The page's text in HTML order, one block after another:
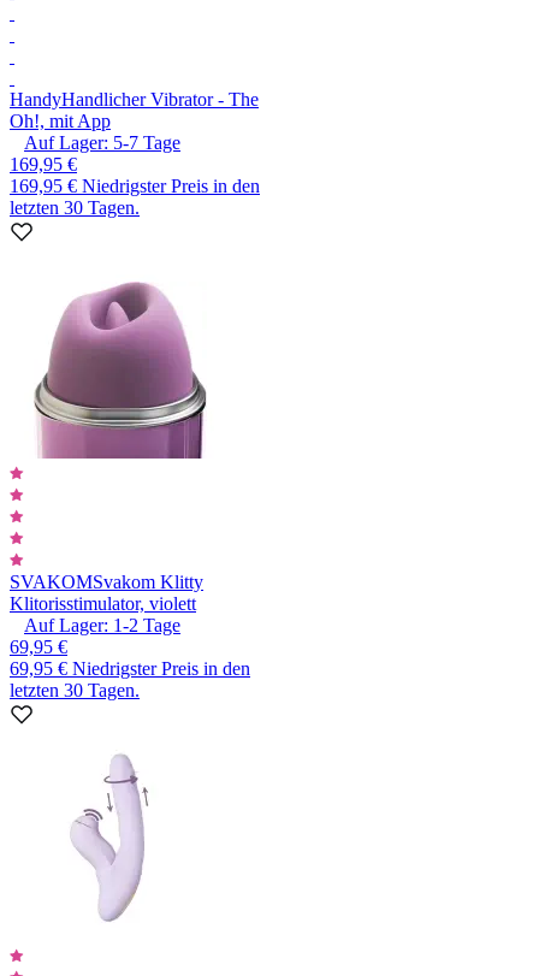
HandyHandlicher Vibrator - The
Oh!, mit App
Auf Lager: 5-7 Tage
169,95 €
169,95 € Niedrigster Preis in den
letzten 30 Tagen.
SVAKOMSvakom Klitty
Klitorisstimulator, violett
Auf Lager: 1-2 Tage
69,95 €
69,95 € Niedrigster Preis in den
letzten 30 Tagen.